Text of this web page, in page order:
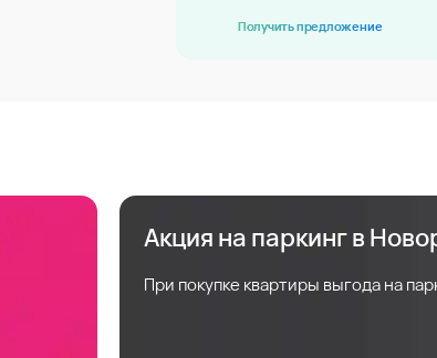
Получить предложение
Акция на паркинг в
При покупке квартиры выгода на